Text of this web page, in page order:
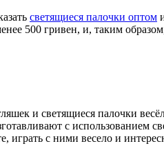
светящиеся палочки оптом
500 гривен, и, таким
и светящиеся палочки
с использованием
с ними весело и